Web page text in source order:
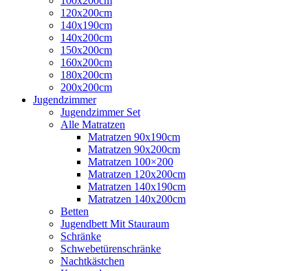
120x200cm
140x190cm
140x200cm
150x200cm
160x200cm
180x200cm
200x200cm
Jugendzimmer
Jugendzimmer Set
Alle Matratzen
Matratzen 90x190cm
Matratzen 90x200cm
Matratzen 100×200
Matratzen 120x200cm
Matratzen 140x190cm
Matratzen 140x200cm
Betten
Jugendbett Mit Stauraum
Schränke
Schwebetürenschränke
Nachtkästchen